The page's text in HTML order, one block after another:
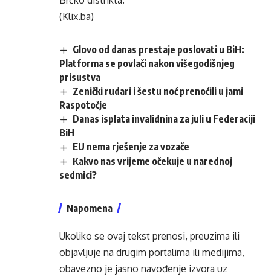
(Klix.ba)
Glovo od danas prestaje poslovati u BiH:
Platforma se povlači nakon višegodišnjeg
prisustva
Zenički rudari i šestu noć prenoćili u jami
Raspotočje
Danas isplata invalidnina za juli u Federaciji
BiH
EU nema rješenje za vozače
Kakvo nas vrijeme očekuje u narednoj
sedmici?
Napomena
Ukoliko se ovaj tekst prenosi, preuzima ili
objavljuje na drugim portalima ili medijima,
obavezno je jasno navođenje izvora uz